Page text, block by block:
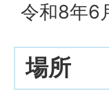
令和8年6
場所